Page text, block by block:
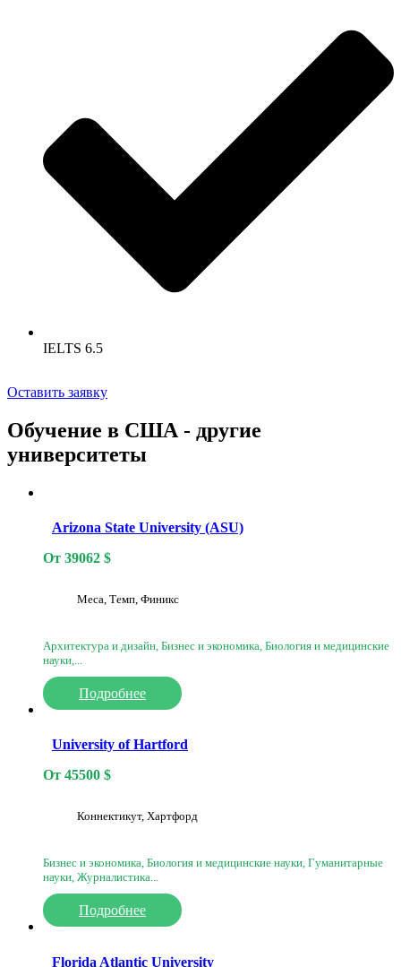
IELTS 6.5
Оставить заявку
Обучение в США - другие
университеты
Arizona State University (ASU)
От 39062 $
Меса, Темп, Финикс
Архитектура и дизайн, Бизнес и экономика, Биология и медицинские
науки,...
Подробнее
University of Hartford
От 45500 $
Коннектикут, Хартфорд
Бизнес и экономика, Биология и медицинские науки, Гуманитарные
науки, Журналистика...
Подробнее
Florida Atlantic University